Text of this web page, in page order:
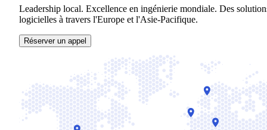
Leadership local. Excellence en ingénierie mondiale. Des
logicielles à travers l'Europe et l'Asie-Pacifique.
Réserver un appel